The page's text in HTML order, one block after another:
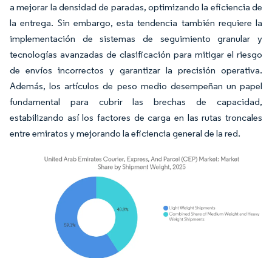
a mejorar la densidad de paradas, optimizando la eficiencia de
la entrega. Sin embargo, esta tendencia también requiere la
implementación de sistemas de seguimiento granular y
tecnologías avanzadas de clasificación para mitigar el riesgo
de envíos incorrectos y garantizar la precisión operativa.
Además, los artículos de peso medio desempeñan un papel
fundamental para cubrir las brechas de capacidad,
estabilizando así los factores de carga en las rutas troncales
entre emiratos y mejorando la eficiencia general de la red.